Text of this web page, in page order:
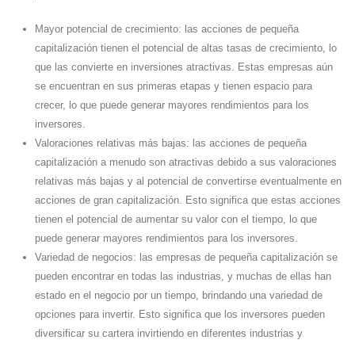
Mayor potencial de crecimiento: las acciones de pequeña
capitalización tienen el potencial de altas tasas de crecimiento, lo
que las convierte en inversiones atractivas. Estas empresas aún
se encuentran en sus primeras etapas y tienen espacio para
crecer, lo que puede generar mayores rendimientos para los
inversores.
Valoraciones relativas más bajas: las acciones de pequeña
capitalización a menudo son atractivas debido a sus valoraciones
relativas más bajas y al potencial de convertirse eventualmente en
acciones de gran capitalización. Esto significa que estas acciones
tienen el potencial de aumentar su valor con el tiempo, lo que
puede generar mayores rendimientos para los inversores.
Variedad de negocios: las empresas de pequeña capitalización se
pueden encontrar en todas las industrias, y muchas de ellas han
estado en el negocio por un tiempo, brindando una variedad de
opciones para invertir. Esto significa que los inversores pueden
diversificar su cartera invirtiendo en diferentes industrias y